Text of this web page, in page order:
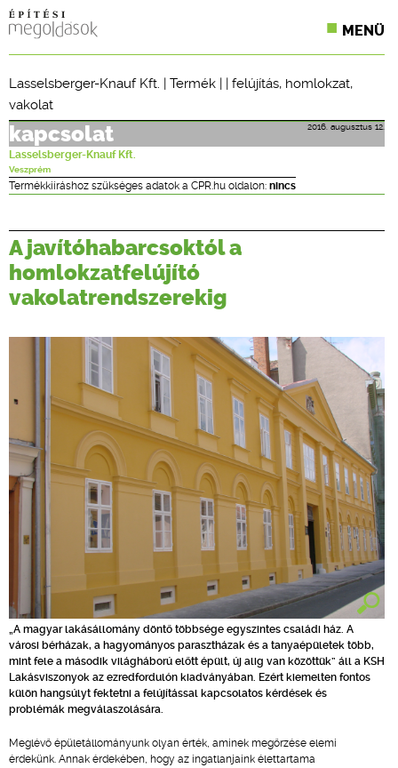
MENÜ
CPR TERMÉKKIÍRÁS
ÉPÍTÉSI JOG
ONLINE KÉPZÉSEK
TERVEZÉSI SEGÉDLETEK
Lasselsberger-Knauf Kft. | Termék | | felújítás, homlokzat,
vakolat
2016. augusztus 12.
kapcsolat
Lasselsberger-Knauf Kft.
Veszprém
Termékkiíráshoz szükséges adatok a CPR.hu oldalon: nincs
A javítóhabarcsoktól a
homlokzatfelújító
vakolatrendszerekig
„A magyar lakásállomány döntő többsége egyszintes családi ház. A
városi bérházak, a hagyományos parasztházak és a tanyaépületek több,
mint fele a második világháború előtt épült, új alig van közöttük” áll a KSH
Lakásviszonyok az ezredfordulón kiadványában. Ezért kiemelten fontos
külön hangsúlyt fektetni a felújítással kapcsolatos kérdések és
problémák megválaszolására.
Meglévő épületállományunk olyan érték, aminek megőrzése elemi
érdekünk. Annak érdekében, hogy az ingatlanjaink élettartama